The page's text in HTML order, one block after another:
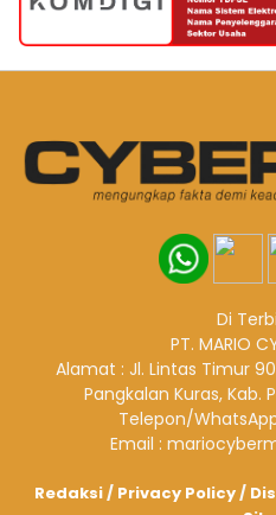
Di
PT. MARIO
Alamat : Jl. Lintas Timur 90
Pangkalan Kuras, Kab.
Telepon/
Email :
Redaksi/ Privacy Policy/